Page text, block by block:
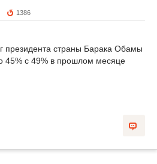
1386
президента страны Барака Обамы
45% с 49% в прошлом месяце